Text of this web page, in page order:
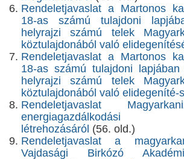
Rendeletjavaslat a Martonos
18-as számú tulajdoni
helyrajzi számú telek
köztulajdonából való
Rendeletjavaslat a Martonos
18-as számú tulajdoni
helyrajzi számú telek
köztulajdonából való elidegeníté-
Rendeletjavaslat
energiagazdálkodási
létrehozásáról (56. old.)
Rendeletjavaslat a
Vajdasági Birkózó